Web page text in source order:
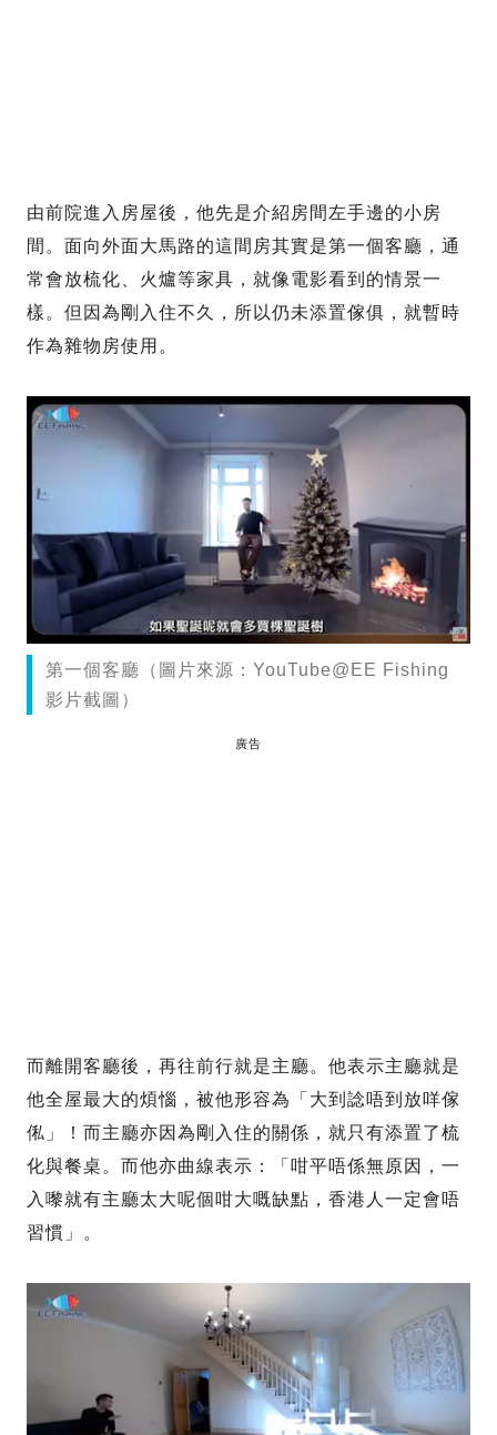
由前院進入房屋後，他先是介紹房間左手邊的小房
間。面向外面大馬路的這間房其實是第一個客廳，通
常會放梳化、火爐等家具，就像電影看到的情景一
樣。但因為剛入住不久，所以仍未添置傢俱，就暫時
作為雜物房使用。
第一個客廳（圖片來源：YouTube@EE Fishing
影片截圖）
廣告
而離開客廳後，再往前行就是主廳。他表示主廳就是
他全屋最大的煩惱，被他形容為「大到諗唔到放咩傢
俬」！而主廳亦因為剛入住的關係，就只有添置了梳
化與餐桌。而他亦曲線表示：「咁平唔係無原因，一
入嚟就有主廳太大呢個咁大嘅缺點，香港人一定會唔
習慣」。